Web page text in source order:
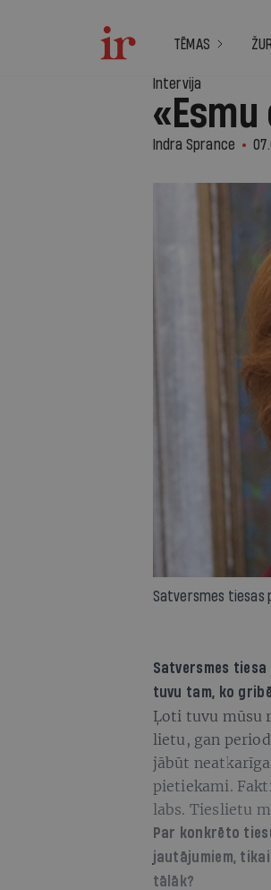
TĒMAS
Intervija
Indra Sprance
Satversmes tiesas
Satversmes
tuvu tam, ko
Ļoti tuvu mūsu
lietu, gan
jābūt
pietiekami.
labs. Tieslietu
Par konkrēto
jautājumiem,
tālāk?